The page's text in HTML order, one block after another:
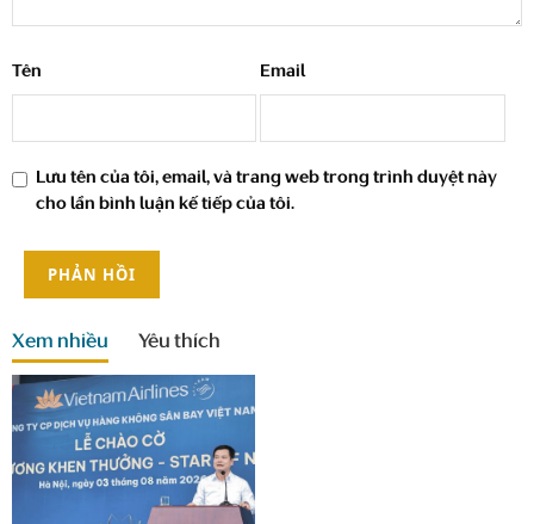
Tên Email
Lưu tên của tôi, email, và trang web trong trình duyệt này
cho lần bình luận kế tiếp của tôi.
Xem nhiều Yêu thích